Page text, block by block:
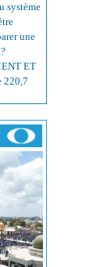
système
une
ET
220,7